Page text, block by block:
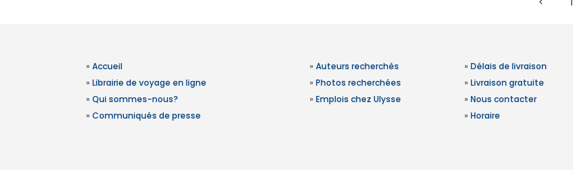
» Accueil
» Librairie de voyage en ligne
» Qui sommes-nous?
» Communiqués de presse
» Auteurs recherchés
» Photos recherchées
» Emplois chez Ulysse
» Délais de livraison
» Livraison gratuite
» Nous contacter
» Horaire